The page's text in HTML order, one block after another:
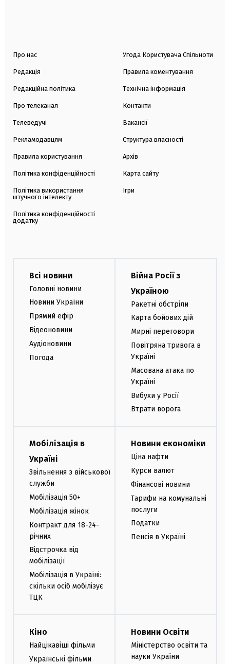
Про нас
Редакція
Редакційна політика
Про телеканал
Телеведучі
Рекламодавцям
Правила користування
Політика конфіденційності
Політика використання
штучного інтелекту
Політика конфіденційності
додатку
Угода Користувача Спільноти
Правила коментування
Технічна інформація
Контакти
Вакансії
Структура власності
Архів
Карта сайту
Ігри
Всі новини
Головні новини
Новини України
Прямий ефір
Відеоновини
Аудіоновини
Погода
Війна Росії з
Україною
Ракетні обстріли
Карта бойових дій
Мирні переговори
Повітряна тривога в
Україні
Масована атака по
Україні
Вибухи у Росії
Втрати ворога
Мобілізація в
Україні
Звільнення з військової
служби
Мобілізація 50+
Мобілізація жінок
Контракт для 18-24-
річних
Відстрочка від
мобілізації
Мобілізація в Україні:
скільки осіб мобілізує
ТЦК
Новини економіки
Ціна нафти
Курси валют
Фінансові новини
Тарифи на комунальні
послуги
Податки
Пенсія в Україні
Кіно
Найцікавіші фільми
Українські фільми
Новини Освіти
Міністерство освіти та
науки України